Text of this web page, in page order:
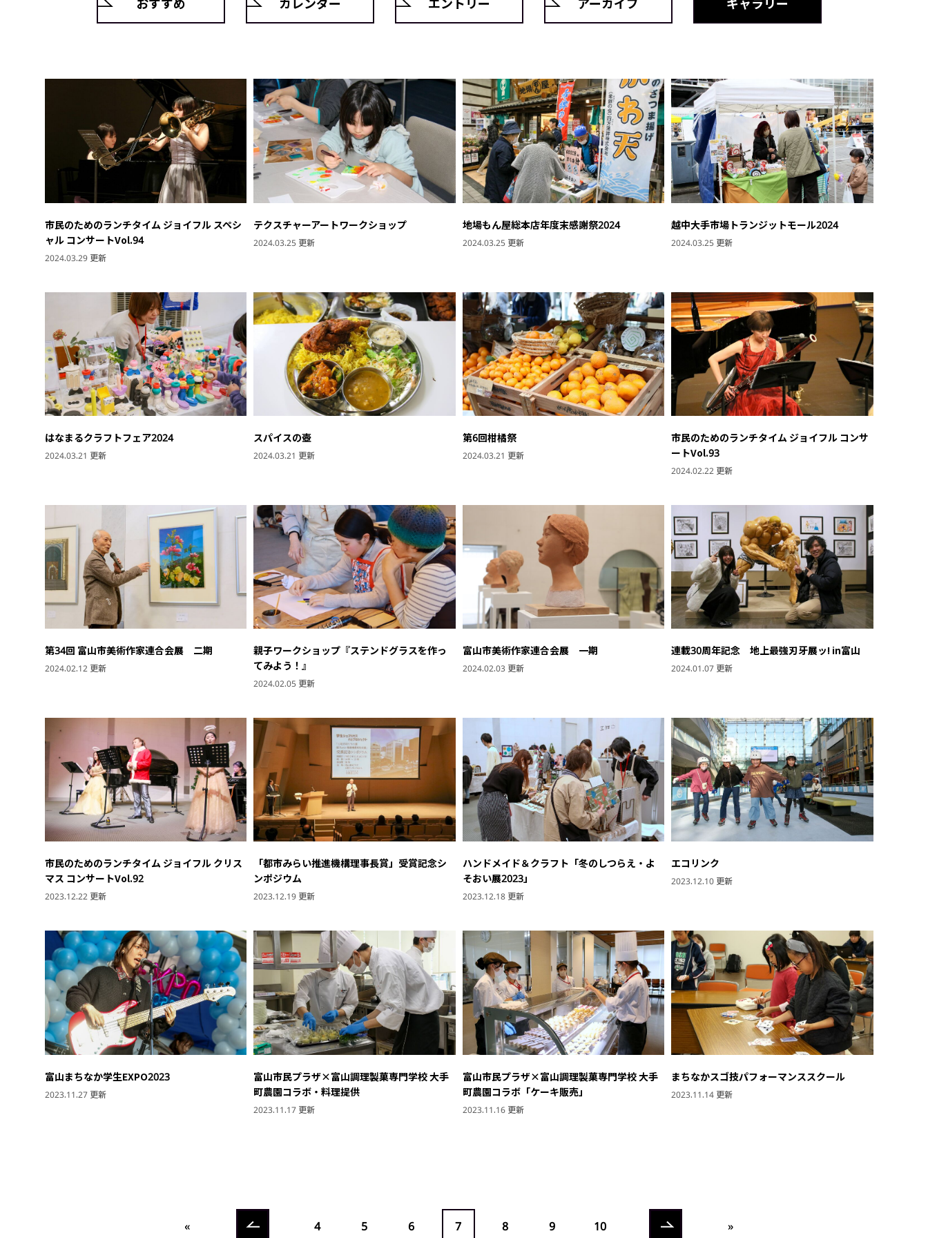
市民のためのランチタイム ジョイフル スペシ
ャル コンサートVol.94
2024.03.29 更新
テクスチャーアートワークショップ
2024.03.25 更新
地場もん屋総本店年度末感謝祭2024
2024.03.25 更新
越中大手市場トランジットモール2024
2024.03.25 更新
はなまるクラフトフェア2024
2024.03.21 更新
スパイスの壺
2024.03.21 更新
第6回柑橘祭
2024.03.21 更新
市民のためのランチタイム ジョイフル コンサ
ートVol.93
2024.02.22 更新
第34回 富山市美術作家連合会展 二期
2024.02.12 更新
親子ワークショップ『ステンドグラスを作っ
てみよう！』
2024.02.05 更新
富山市美術作家連合会展 一期
2024.02.03 更新
連載30周年記念 地上最強刃牙展ッ! in富山
2024.01.07 更新
市民のためのランチタイム ジョイフル クリス
マス コンサートVol.92
2023.12.22 更新
「都市みらい推進機構理事長賞」受賞記念シ
ンポジウム
2023.12.19 更新
ハンドメイド＆クラフト「冬のしつらえ・よ
そおい展2023」
2023.12.18 更新
エコリンク
2023.12.10 更新
富山まちなか学生EXPO2023
2023.11.27 更新
富山市民プラザ×富山調理製菓専門学校 大手
町農園コラボ・料理提供
2023.11.17 更新
富山市民プラザ×富山調理製菓専門学校 大手
町農園コラボ「ケーキ販売」
2023.11.16 更新
まちなかスゴ技パフォーマンススクール
2023.11.14 更新
« 4 5 6 7 8 9 10 »